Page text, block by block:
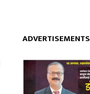
ADVERTISEMENTS